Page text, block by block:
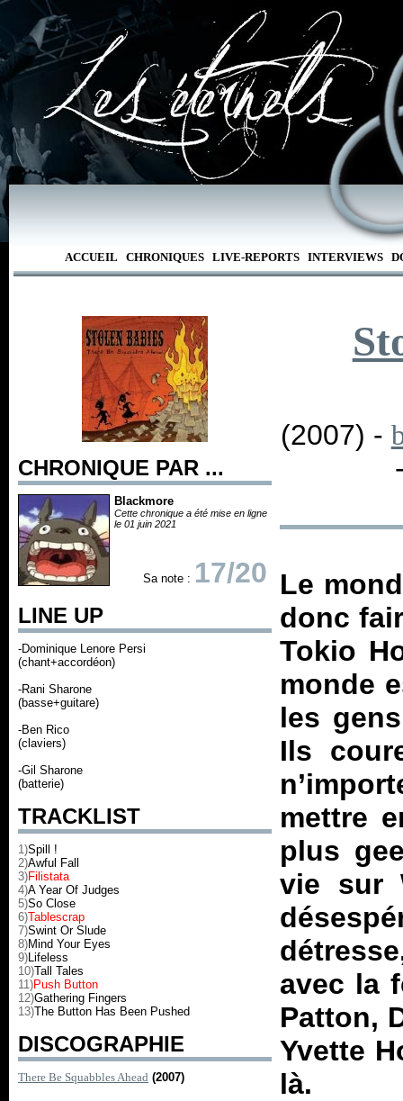
ACCUEIL CHRONIQUES LIVE-REPORTS INTERVIEWS
CHRONIQUE PAR ...
Blackmore
Cette chronique a été mise en ligne
le 01 juin 2021
Sa note : 17/20
LINE UP
-Dominique Lenore Persi
(chant+accordéon)
-Rani Sharone
(basse+guitare)
-Ben Rico
(claviers)
-Gil Sharone
(batterie)
TRACKLIST
1)Spill !
2)Awful Fall
3)Filistata
4)A Year Of Judges
5)So Close
6)Tablescrap
7)Swint Or Slude
8)Mind Your Eyes
9)Lifeless
10)Tall Tales
11)Push Button
12)Gathering Fingers
13)The Button Has Been Pushed
DISCOGRAPHIE
There Be Squabbles Ahead (2007)
(2007) -
Le
donc
Tokio
monde
les
Ils
mettre
plus
vie sur
avec la
Patton,
Yvette
là.